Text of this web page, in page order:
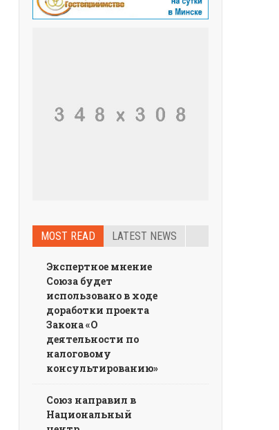
MOST READ LATEST NEWS
Экспертное мнение
Союза будет
использовано в ходе
доработки проекта
Закона «О
деятельности по
налоговому
консультированию»
Союз направил в
Национальный